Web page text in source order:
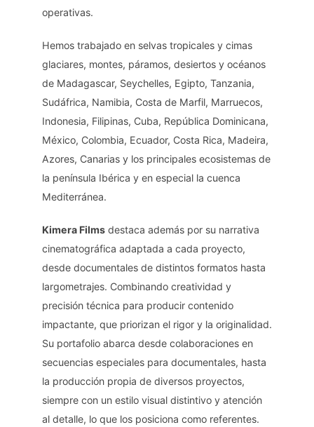
operativas.
Hemos trabajado en selvas tropicales y cimas
glaciares, montes, páramos, desiertos y océanos
de Madagascar, Seychelles, Egipto, Tanzania,
Sudáfrica, Namibia, Costa de Marfil, Marruecos,
Indonesia, Filipinas, Cuba, República Dominicana,
México, Colombia, Ecuador, Costa Rica, Madeira,
Azores, Canarias y los principales ecosistemas de
la península Ibérica y en especial la cuenca
Mediterránea.
Kimera Films destaca además por su narrativa
cinematográfica adaptada a cada proyecto,
desde documentales de distintos formatos hasta
largometrajes. Combinando creatividad y
precisión técnica para producir contenido
impactante, que priorizan el rigor y la originalidad.
Su portafolio abarca desde colaboraciones en
secuencias especiales para documentales, hasta
la producción propia de diversos proyectos,
siempre con un estilo visual distintivo y atención
al detalle, lo que los posiciona como referentes.